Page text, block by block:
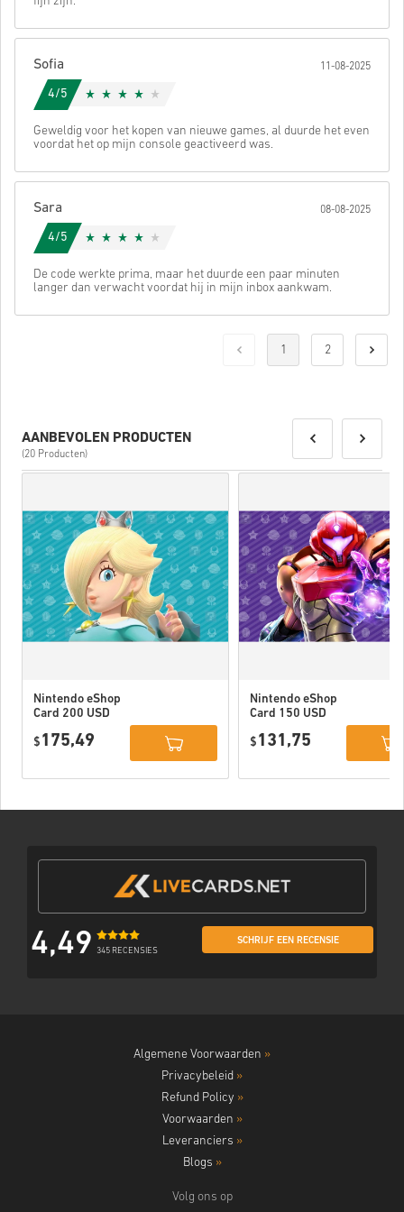
Sofia 11-08-2025
4/5
Geweldig voor het kopen van nieuwe games, al duurde het even
voordat het op mijn console geactiveerd was.
Sara 08-08-2025
4/5
De code werkte prima, maar het duurde een paar minuten
langer dan verwacht voordat hij in mijn inbox aankwam.
1 2
AANBEVOLEN PRODUCTEN
(20 Producten)
Nintendo eShop
Card 200 USD
$ 175,49
Nintendo eShop
Card 150 USD
$ 131,75
4,49 345 RECENSIES
SCHRIJF EEN RECENSIE
Algemene Voorwaarden »
Privacybeleid »
Refund Policy »
Voorwaarden »
Leveranciers »
Blogs »
Volg ons op